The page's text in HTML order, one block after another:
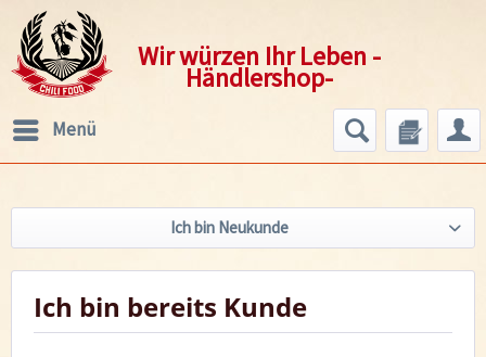
Wir würzen Ihr Leben -
Händlershop-
Menü
Ich bin Neukunde
Ich bin bereits Kunde